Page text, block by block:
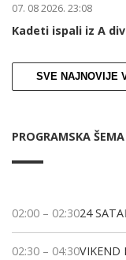
07. 08 2026. 23:08
Kadeti ispali iz A
SVE NAJNOVIJE
PROGRAMSKA ŠEMA
02:00 – 02:3024 SATA
02:30 – 04:30VIKEND